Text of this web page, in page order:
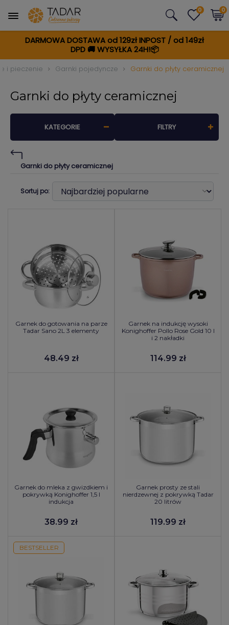
DARMOWA DOSTAWA od 129zł INPOST / od 149zł
DPD🚚WYSYŁKA 24H!📦
0 0
i pieczenie Garnki pojedyncze Garnki do płyty ceramicznej
Garnki do płyty ceramicznej
Garnki do płyty ceramicznej
KATEGORIE FILTRY
Sortuj po:
Garnek do gotowania na parze
Tadar Sano 2L 3 elementy
48.49 zł
Garnek na indukcję wysoki
Konighoffer Pollo Rose Gold 10 l
i 2 nakładki
114.99 zł
Garnek do mleka z gwizdkiem i
pokrywką Konighoffer 1,5 l
indukcja
38.99 zł
Garnek prosty ze stali
nierdzewnej z pokrywką Tadar
20 litrów
119.99 zł
BESTSELLER